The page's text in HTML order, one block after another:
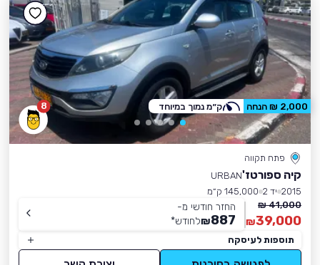
8
פתח תקווה
קיה ספורטז'URBAN
2015 יד 2
145,000 ק״מ
41,000 ₪
39,000
₪
החזר חודשי מ-
887
₪לחודש*
תוספות לעיסקה
2,000 ₪ הנחה ק״מ נמוך במיוחד